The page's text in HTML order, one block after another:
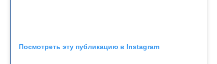
Посмотреть эту публикацию в Instagram